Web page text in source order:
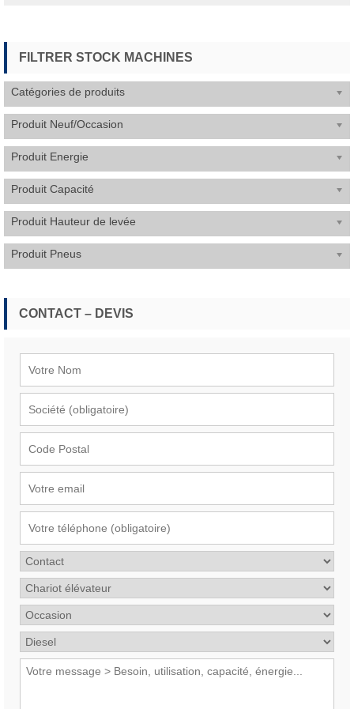
FILTRER STOCK MACHINES
Catégories de produits
Produit Neuf/Occasion
Produit Energie
Produit Capacité
Produit Hauteur de levée
Produit Pneus
CONTACT – DEVIS